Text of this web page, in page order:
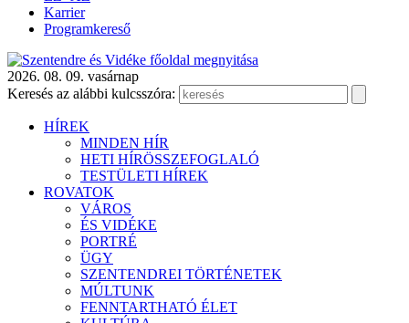
Karrier
Programkereső
2026. 08. 09. vasárnap
Keresés az alábbi kulcsszóra:
HÍREK
MINDEN HÍR
HETI HÍRÖSSZEFOGLALÓ
TESTÜLETI HÍREK
ROVATOK
VÁROS
ÉS VIDÉKE
PORTRÉ
ÜGY
SZENTENDREI TÖRTÉNETEK
MÚLTUNK
FENNTARTHATÓ ÉLET